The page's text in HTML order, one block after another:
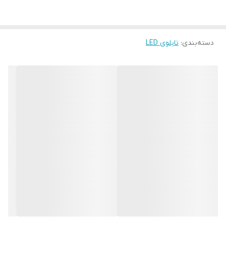
بردارید و تصویر موردنظرتان را در داخل ان ها قرار بدهید. بنابراین هر
دسته‌بندی: تابلوی LED